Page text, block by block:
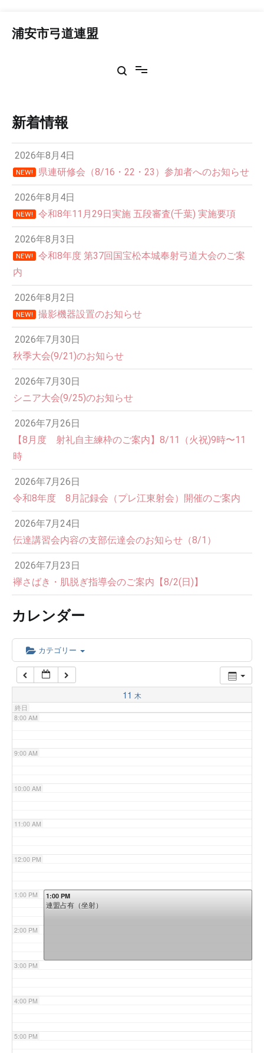
浦安市弓道連盟
新着情報
2026年8月4日
NEW! 県連研修会（8/16・22・23）参加者へのお知らせ
2026年8月4日
NEW! 令和8年11月29日実施 五段審査(千葉) 実施要項
2026年8月3日
NEW!
令和8年度 第37回国宝松本城奉射弓道大会のご案
内
2026年8月2日
NEW! 撮影機器設置のお知らせ
2026年7月30日
秋季大会(9/21)のお知らせ
2026年7月30日
シニア大会(9/25)のお知らせ
2026年7月26日
【8月度 射礼自主練枠のご案内】8/11（火祝)9時〜11
時
2026年7月26日
令和8年度 8月記録会（プレ江東射会）開催のご案内
2026年7月24日
伝達講習会内容の支部伝達会のお知らせ（8/1）
2026年7月23日
襷さばき・肌脱ぎ指導会のご案内【8/2(日)】
カレンダー
カテゴリー
11 木
終日
12:00 AM
1:00 AM
2:00 AM
3:00 AM
4:00 AM
5:00 AM
6:00 AM
7:00 AM
8:00 AM
9:00 AM
10:00 AM
11:00 AM
12:00 PM
1:00 PM
2:00 PM
3:00 PM
4:00 PM
5:00 PM
1:00 PM
連盟占有（坐射）